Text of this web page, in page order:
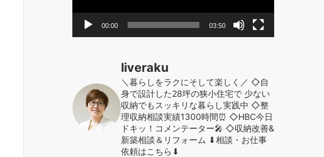
00:00 03:50
liveraku
＼暮らしをラクにそして楽しく／ ◇自
身で設計した28坪の狭小住宅で 少ない
収納でもスッキリな暮らし実践中 ◇整
理収納相談実績1300時間⏰ ◇HBC今日
ドキッ！コメンテーター🎤 ◇収納改善&
新築相談＆リフォーム ⬇︎相談・お仕事
依頼はこちら⬇︎